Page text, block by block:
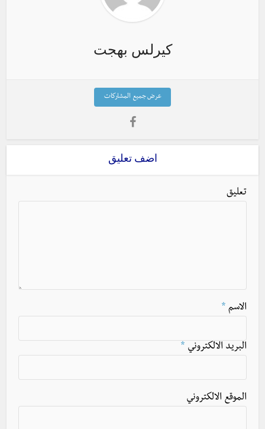
كيرلس بهجت
عرض جميع المشاركات
اضف تعليق
تعليق
الاسم *
البريد الالكتروني *
الموقع الالكتروني